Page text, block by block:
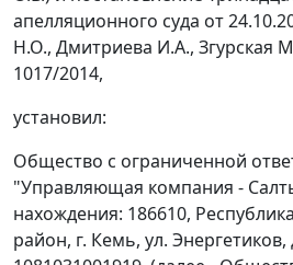
апелляционного суда от
Н.О., Дмитриева И.А., Згурская
1017/2014,
установил:
Общество с ограниченной
"Управляющая компания -
нахождения: 186610,
район, г. Кемь, ул.